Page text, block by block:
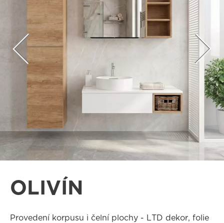
OLIVÍN
Provedení korpusu i čelní plochy - LTD dekor, folie